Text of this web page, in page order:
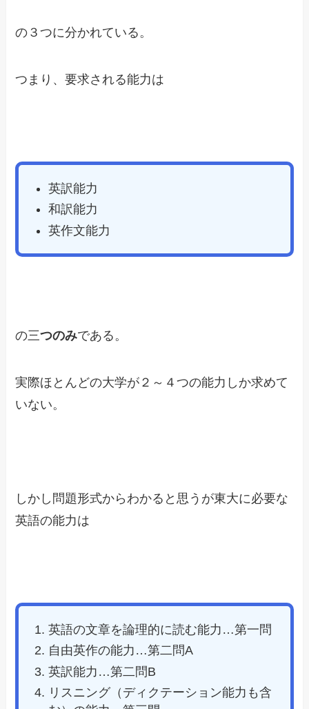
の３つに分かれている。
つまり、要求される能力は
英訳能力
和訳能力
英作文能力
の三つのみである。
実際ほとんどの大学が２～４つの能力しか求めて
いない。
しかし問題形式からわかると思うが東大に必要な
英語の能力は
英語の文章を論理的に読む能力…第一問
自由英作の能力…第二問A
英訳能力…第二問B
リスニング（ディクテーション能力も含